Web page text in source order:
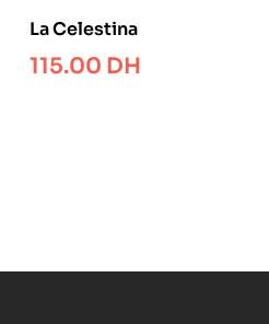
La Celestina
115.00 DH